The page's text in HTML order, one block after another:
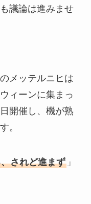
議論は進みませ
メッテルニヒは
ィーンに集まっ
開催し、機が熟
。
されど進まず」